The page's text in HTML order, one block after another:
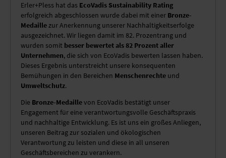
Erler+Pless hat das EcoVadis Sustainability Rating
erfolgreich abgeschlossen wurde dabei mit einer Bronze-
Medaillezur Anerkennung unserer Nachhaltigkeitserfolge
ausgezeichnet. Wir liegen damit im 82. Prozentrang und
wurden somit besser bewertet als 82 Prozent aller
Unternehmen, die sich von EcoVadis bewerten lassen haben.
Dieses Ergebnis unterstreicht unsere konsequenten
Bemühungen in den Bereichen Menschenrechte und
Umweltschutz.
Die Bronze-Medaillevon EcoVadis bestätigt unser
Engagement für eine verantwortungsvolle Geschäftspraxis
und nachhaltige Entwicklung. Es ist uns ein großes Anliegen,
unseren Beitrag zur sozialen und ökologischen
Verantwortung zu leisten und diese in all unseren
Geschäftsbereichen zu verankern.